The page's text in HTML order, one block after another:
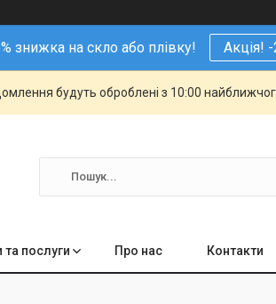
знижка на скло або плівку! Акція! -
будуть оброблені з 10:00
та послуги Про нас Контакти